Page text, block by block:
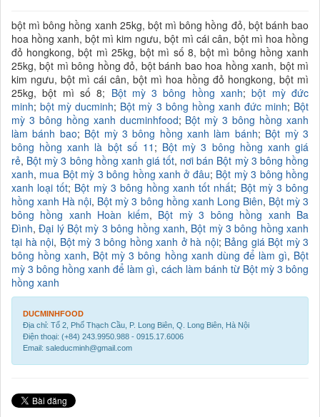
bột mì bông hồng xanh 25kg, bột mì bông hồng đỏ, bột bánh bao
hoa hồng xanh, bột mì kim ngưu, bột mì cái cân, bột mì hoa hồng
đỏ hongkong, bột mì 25kg, bột mì số 8, bột mì bông hồng xanh
25kg, bột mì bông hồng đỏ, bột bánh bao hoa hồng xanh, bột mì
kim ngưu, bột mì cái cân, bột mì hoa hồng đỏ hongkong, bột mì
25kg, bột mì số 8; Bột mỳ 3 bông hồng xanh;bột mỳ đức
minh;bột mỳ ducminh; Bột mỳ 3 bông hồng xanh đức minh; Bột
mỳ 3 bông hồng xanh ducminhfood; Bột mỳ 3 bông hồng xanh
làm bánh bao; Bột mỳ 3 bông hồng xanh làm bánh; Bột mỳ 3
bông hồng xanh là bột số 11 ; Bột mỳ 3 bông hồng xanh giá
rẻ, Bột mỳ 3 bông hồng xanh giá tốt, nơi bán Bột mỳ 3 bông hồng
xanh, mua Bột mỳ 3 bông hồng xanh ở đâu; Bột mỳ 3 bông hồng
xanh loại tốt; Bột mỳ 3 bông hồng xanh tốt nhất; Bột mỳ 3 bông
hồng xanh Hà nội, Bột mỳ 3 bông hồng xanh Long Biên, Bột mỳ 3
bông hồng xanh Hoàn kiếm, Bột mỳ 3 bông hồng xanh Ba
Đình,Đại lý Bột mỳ 3 bông hồng xanh, Bột mỳ 3 bông hồng xanh
tại hà nội, Bột mỳ 3 bông hồng xanh ở hà nội; Bảng giá Bột mỳ 3
bông hồng xanh, Bột mỳ 3 bông hồng xanh dùng để làm gì, Bột
mỳ 3 bông hồng xanh để làm gì, cách làm bánh từ Bột mỳ 3 bông
hồng xanh
DUCMINHFOOD
Địa chỉ: Tổ 2, Phố Thạch Cầu, P. Long Biên, Q. Long Biên, Hà Nội
Điện thoại: (+84) 243.9950.988 - 0915.17.6006
Email: saleducminh@gmail.com